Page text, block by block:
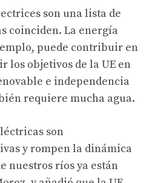
son una lista de
coinciden. La energía
puede contribuir en
los objetivos de la UE en
e independencia
requiere mucha agua.
son
y rompen la dinámica
nuestros ríos ya están